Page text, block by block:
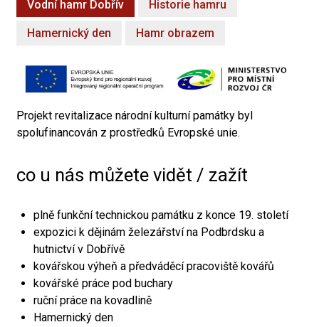
Vodní hamr Dobřív Historie hamru
Hamernický den Hamr obrazem
Projekt revitalizace národní kulturní památky byl
spolufinancován z prostředků Evropské unie.
co u nás můžete vidět / zažít
plně funkční technickou památku z konce 19. století
expozici k dějinám železářství na Podbrdsku a
hutnictví v Dobřívě
kovářskou výheň a předváděcí pracoviště kovářů
kovářské práce pod buchary
ruční práce na kovadlině
Hamernický den